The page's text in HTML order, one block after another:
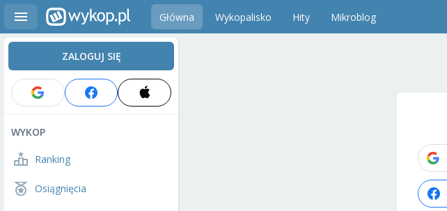
Główna Wykopalisko Hity Mikroblog
ZALOGUJ SIĘ
WYKOP
Ranking
Osiągnięcia